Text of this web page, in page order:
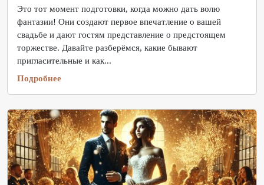
Это тот момент подготовки, когда можно дать волю
фантазии! Они создают первое впечатление о вашей
свадьбе и дают гостям представление о предстоящем
торжестве. Давайте разберёмся, какие бывают
пригласительные и как...
Подробнее